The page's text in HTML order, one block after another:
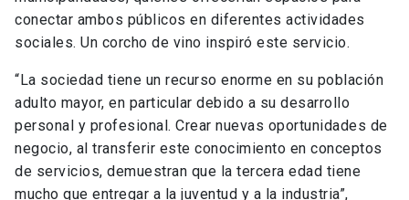
municipalidades, quienes ofrecerían espacios para
conectar ambos públicos en diferentes actividades
“La sociedad tiene un recurso enorme en su población
adulto mayor, en particular debido a su desarrollo
personal y profesional. Crear nuevas oportunidades de
negocio, al transferir este conocimiento en conceptos
de servicios, demuestran que la tercera edad tiene